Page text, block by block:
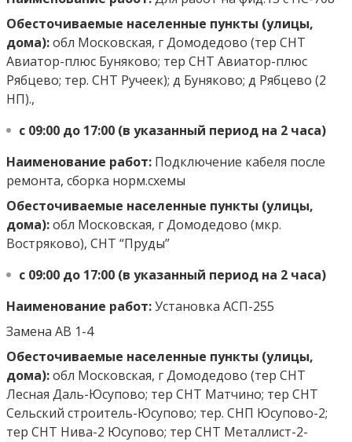
Обесточиваемые населенные пункты (улицы,
дома):обл Московская, г Домодедово (тер СНТ
Авиатор-плюс Буняково; тер СНТ Авиатор-плюс
Рябцево; тер. СНТ Ручеек); д Буняково; д Рябцево (2
НП).,
с 09:00 до 17:00 (в указанный период на 2 часа)
Наименование работ: Подключение кабеля после
ремонта, сборка норм.схемы
Обесточиваемые населенные пункты (улицы,
дома):обл Московская, г Домодедово (мкр.
Востряково), СНТ “Пруды”
с 09:00 до 17:00 (в указанный период на 2 часа)
Наименование работ:Установка АСП-255
Замена АВ 1-4
Обесточиваемые населенные пункты (улицы,
дома):обл Московская, г Домодедово (тер СНТ
Лесная Даль-Юсупово; тер СНТ Матчино; тер СНТ
Сельский строитель-Юсупово; тер. СНП Юсупово-2;
тер СНТ Нива-2 Юсупово; тер СНТ Металлист-2-